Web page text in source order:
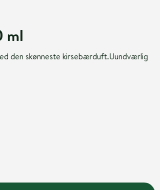
ml
den skønneste kirsebærduft.Uundværlig